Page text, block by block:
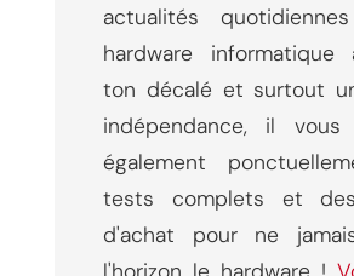
actualités
hardware informatique
ton décalé et surtout
indépendance, il vous
également
tests complets et
d'achat pour ne